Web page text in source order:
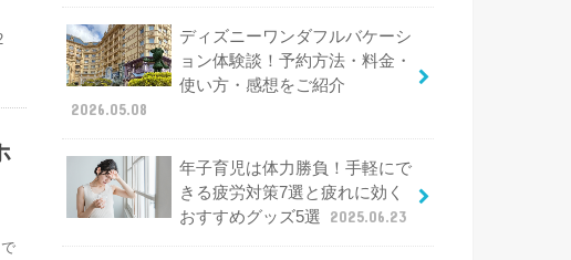
ディズニーワンダフルバケーシ
ョン体験談！予約方法・料金・
使い方・感想をご紹介
2026.05.08
年子育児は体力勝負！手軽にで
きる疲労対策7選と疲れに効く
おすすめグッズ5選
2025.06.23